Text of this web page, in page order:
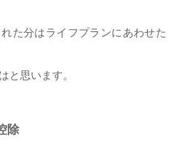
た分はライフプランにあわせた
と思います。
除